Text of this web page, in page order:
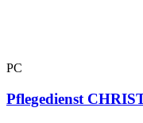
PC
Pflegedienst